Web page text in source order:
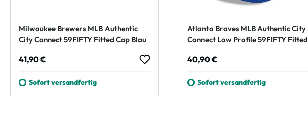
Milwaukee Brewers MLB Authentic
City Connect 59FIFTY Fitted Cap Blau
Regulärer Preis:
41,90 €
Sofort versandfertig
Atlanta Braves MLB Authentic City
Connect Low Profile 59FIFTY Fitted
Regulärer Preis:
40,90 €
Sofort versandfertig